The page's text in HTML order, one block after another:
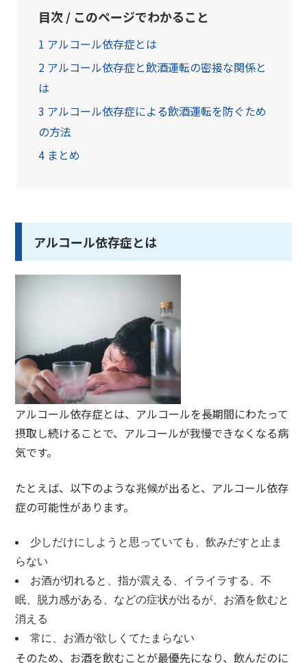
目次 / このページでわかること
1 アルコール依存症とは
2アルコール依存症と飲酒運転の密接な関係と
は
3 アルコール依存症による飲酒運転を防ぐため
の方法
4まとめ
アルコール依存症とは
アルコール依存症とは、アルコールを長期間にわたって
摂取し続けることで、アルコールが我慢できなくなる病
気です。
たとえば、以下のような兆候が出ると、アルコール依存
症の可能性があります。
少しだけにしようと思っていても、飲みだすと止ま
らない
お酒が切れると、指が震える、イライラする、不
眠、脱力感がある、などの症状が出るが、お酒を飲むと
消える
常に、お酒が欲しくてたまらない
そのため、お酒を飲むことが最優先になり、飲んだのに